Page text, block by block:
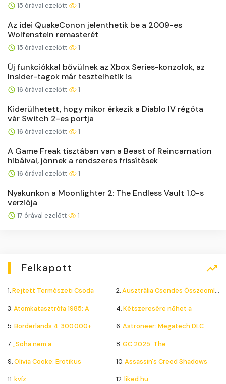
15 órával ezelőtt 1
Az idei QuakeConon jelenthetik be a 2009-es
Wolfenstein remasterét
15 órával ezelőtt 1
Új funkciókkal bővülnek az Xbox Series-konzolok, az
Insider-tagok már tesztelhetik is
16 órával ezelőtt 1
Kiderülhetett, hogy mikor érkezik a Diablo IV régóta
vár Switch 2-es portja
16 órával ezelőtt 1
A Game Freak tisztában van a Beast of Reincarnation
hibáival, jönnek a rendszeres frissítések
16 órával ezelőtt 1
Nyakunkon a Moonlighter 2: The Endless Vault 1.0-s
verziója
17 órával ezelőtt 1
Felkapott
1.Rejtett Természeti Csoda 2.Ausztrália Csendes Összeomlása
3.Atomkatasztrófa 1985: A 4.Kétszeresére nőhet a
5.Borderlands 4: 300.000+ 6.Astroneer: Megatech DLC
7.„Soha nem a 8.GC 2025: The
9.Olivia Cooke: Erotikus 10.Assassin's Creed Shadows
11.kvíz 12.liked.hu